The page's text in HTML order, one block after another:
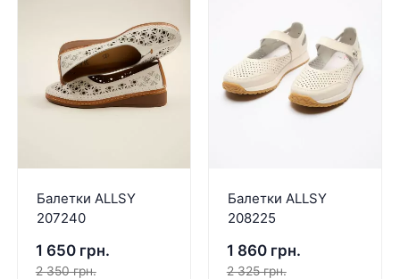
Балетки ALLSY
207240
1 650 грн.
2 350 грн.
Балетки ALLSY
208225
1 860 грн.
2 325 грн.